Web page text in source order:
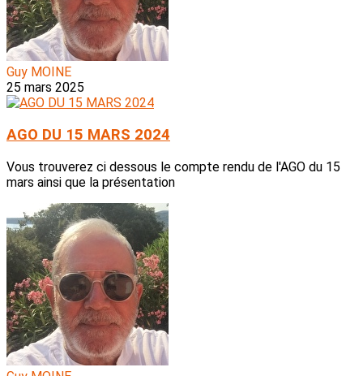
Guy MOINE
25 mars 2025
AGO DU 15 MARS 2024
Vous trouverez ci dessous le compte rendu de l'AGO du 15
mars ainsi que la présentation